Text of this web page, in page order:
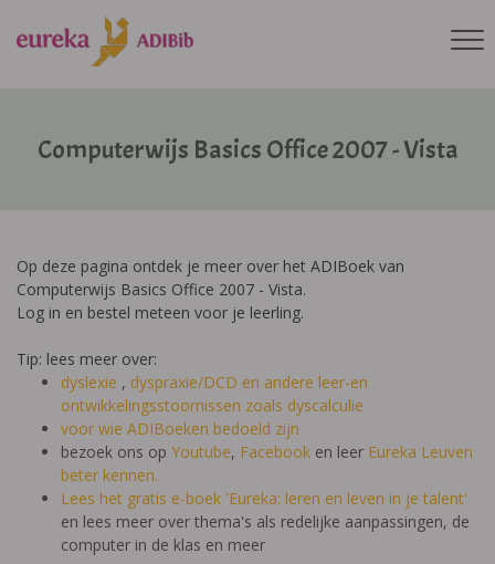
Computerwijs Basics Office 2007 - Vista
Op deze pagina ontdek je meer over het ADIBoek van
Computerwijs Basics Office 2007 - Vista.
Log in en bestel meteen voor je leerling.
Tip: lees meer over:
dyslexie , dyspraxie/DCD en andere leer-en
ontwikkelingsstoornissen zoals dyscalculie
voor wie ADIBoeken bedoeld zijn
bezoek ons op Youtube, Facebook en leer Eureka Leuven
beter kennen.
Lees het gratis e-boek 'Eureka: leren en leven in je talent'
en lees meer over thema's als redelijke aanpassingen, de
computer in de klas en meer